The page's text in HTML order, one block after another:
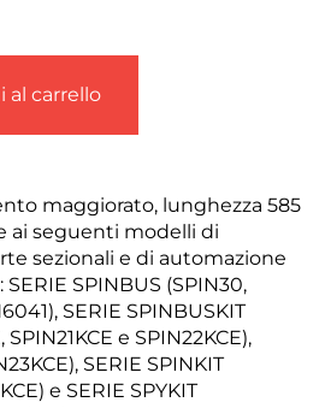
al carrello
maggiorato, lunghezza 585
ai seguenti modelli di
sezionali e di automazione
SPINBUS (SPIN30,
SERIE SPINBUSKIT
e SPIN22KCE),
SERIE SPINKIT
e SERIE SPYKIT